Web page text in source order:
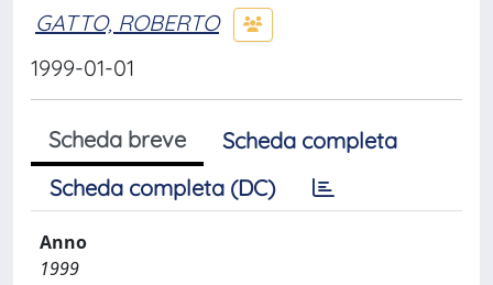
GATTO, ROBERTO
1999-01-01
Scheda breve
Scheda completa
Scheda completa (DC)
Anno
1999